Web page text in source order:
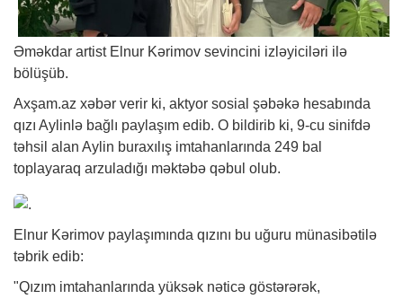
Əməkdar artist Elnur Kərimov sevincini izləyiciləri ilə
bölüşüb.
Axşam.az xəbər verir ki, aktyor sosial şəbəkə hesabında
qızı Aylinlə bağlı paylaşım edib. O bildirib ki, 9-cu sinifdə
təhsil alan Aylin buraxılış imtahanlarında 249 bal
toplayaraq arzuladığı məktəbə qəbul olub.
Elnur Kərimov paylaşımında qızını bu uğuru münasibətilə
təbrik edib:
"Qızım imtahanlarında yüksək nəticə göstərərək,